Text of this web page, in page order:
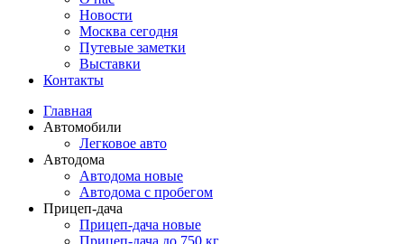
Новости
Москва сегодня
Путевые заметки
Выставки
Контакты
Главная
Автомобили
Легковое авто
Автодома
Автодома новые
Автодома с пробегом
Прицеп-дача
Прицеп-дача новые
Прицеп-дача до 750 кг